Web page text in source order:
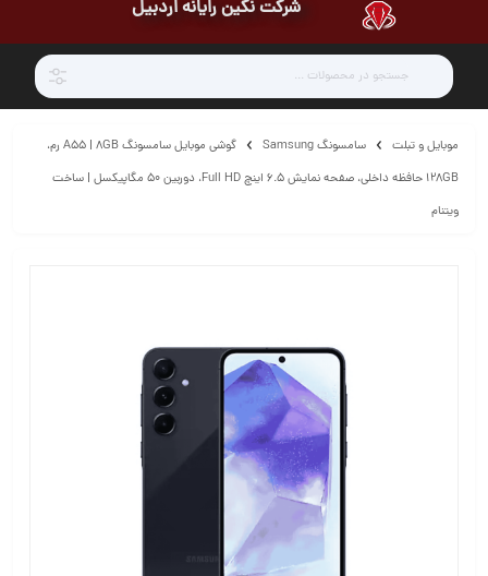
شرکت نگین رایانه اردبیل
موبایل و تبلت سامسونگ Samsung
گوشی موبایل سامسونگ A55 | 8GB رم،
128GB حافظه داخلی، صفحه نمایش 6.5 اینچ Full HD، دوربین 50 مگاپیکسل | ساخت
ویتنام